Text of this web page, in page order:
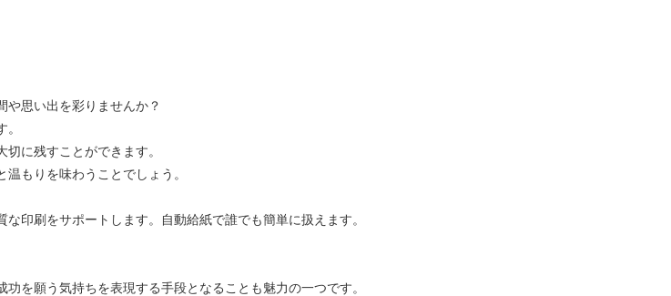
や思い出を彩りませんか？
に残すことができます。
もりを味わうことでしょう。
印刷をサポートします。自動給紙で誰でも簡単に扱えます。
を願う気持ちを表現する手段となることも魅力の一つです。